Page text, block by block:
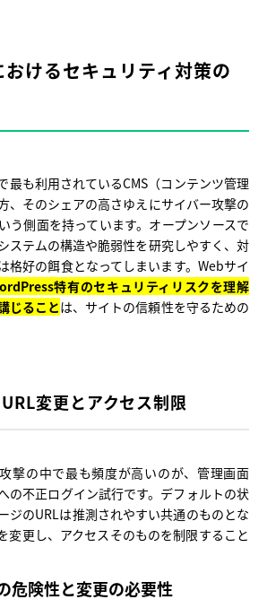
けるセキュリティ対策の
最も利用されているCMS（コンテンツ管理
、そのシェアの高さゆえにサイバー攻撃の
う側面を持っています。オープンソースで
ステムの構造や脆弱性を研究しやすく、対
格好の餌食となってしまいます。Webサイ
特有のセキュリティリスクを理解
じることは、サイトの信頼性を守るための
変更とアクセス制限
撃の中で最も頻度が高いのが、管理画面
の不正ログイン試行です。デフォルトの状
ジのURLは推測されやすい共通のものとな
変更し、アクセスそのものを制限すること
危険性と変更の必要性